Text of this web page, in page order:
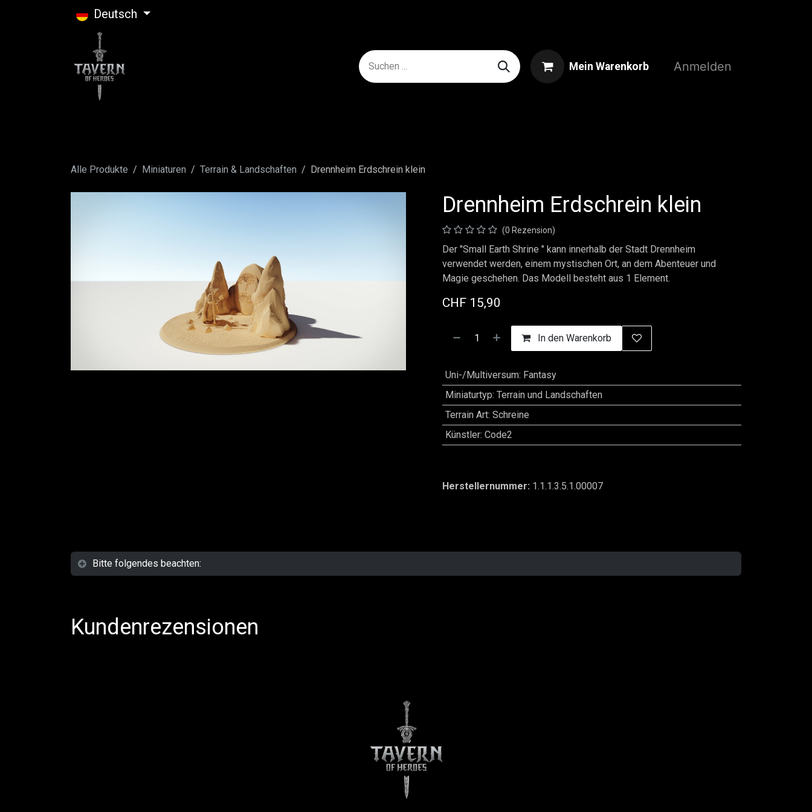
Deutsch
Mein Warenkorb Anmelden
Alle Produkte Miniaturen Terrain & Landschaften Drennheim Erdschrein klein
Drennheim Erdschrein klein
(0 Rezension)
Der "Small Earth Shrine " kann innerhalb der Stadt Drennheim
verwendet werden, einem mystischen Ort, an dem Abenteuer und
Magie geschehen. Das Modell besteht aus 1 Element.
CHF 15,90
In den Warenkorb
Uni-/Multiversum: Fantasy
Miniaturtyp: Terrain und Landschaften
Terrain Art: Schreine
Künstler: Code2
Herstellernummer: 1.1.1.3.5.1.00007
Bitte folgendes beachten:
Kundenrezensionen